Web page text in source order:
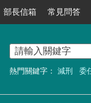
部長信箱 常見問答
熱門關鍵字： 減刑 委